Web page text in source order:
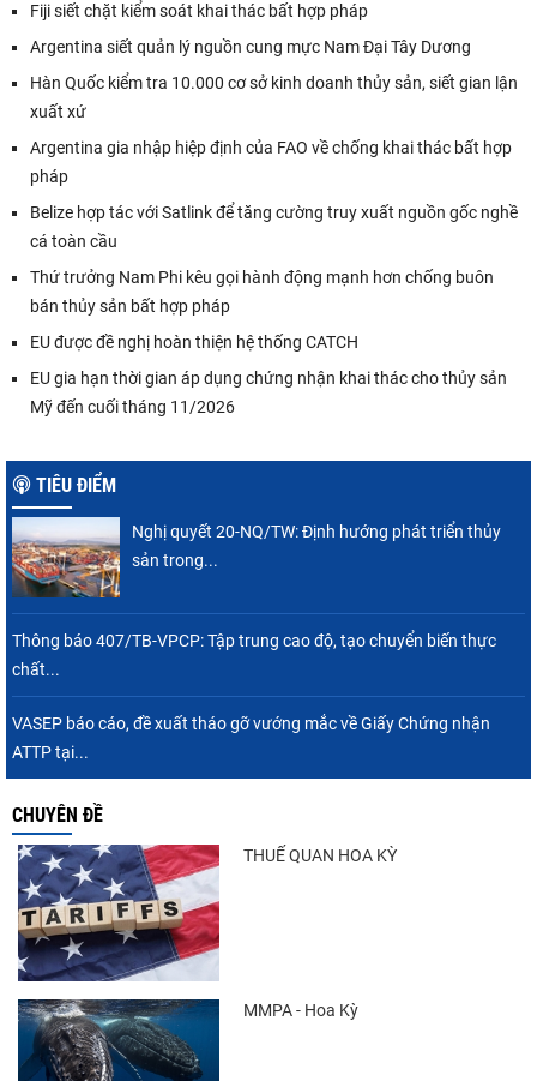
Fiji siết chặt kiểm soát khai thác bất hợp pháp
Argentina siết quản lý nguồn cung mực Nam Đại Tây Dương
Hàn Quốc kiểm tra 10.000 cơ sở kinh doanh thủy sản, siết gian lận
xuất xứ
Argentina gia nhập hiệp định của FAO về chống khai thác bất hợp
pháp
Belize hợp tác với Satlink để tăng cường truy xuất nguồn gốc nghề
cá toàn cầu
Thứ trưởng Nam Phi kêu gọi hành động mạnh hơn chống buôn
bán thủy sản bất hợp pháp
EU được đề nghị hoàn thiện hệ thống CATCH
EU gia hạn thời gian áp dụng chứng nhận khai thác cho thủy sản
Mỹ đến cuối tháng 11/2026
TIÊU ĐIỂM
Nghị quyết 20-NQ/TW: Định hướng phát triển thủy
sản trong...
Thông báo 407/TB-VPCP: Tập trung cao độ, tạo chuyển biến thực
chất...
VASEP báo cáo, đề xuất tháo gỡ vướng mắc về Giấy Chứng nhận
ATTP tại...
CHUYÊN ĐỀ
THUẾ QUAN HOA KỲ
MMPA - Hoa Kỳ